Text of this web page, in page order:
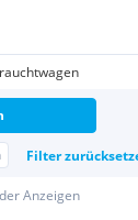
Filter
Anzeigen